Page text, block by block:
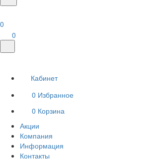
0
0
Кабинет
0 Избранное
0 Корзина
Акции
Компания
Информация
Контакты